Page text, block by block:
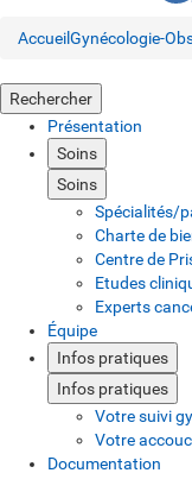
AccueilGynécologie-
Rechercher
Présentation
Soins
Soins
Spécialités/
Charte de
Centre de
Etudes
Experts
Équipe
Infos pratiques
Infos pratiques
Votre suivi
Votre
Documentation